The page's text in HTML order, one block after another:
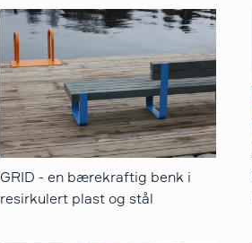
GRID - en bærekraftig benk i
resirkulert plast og stål